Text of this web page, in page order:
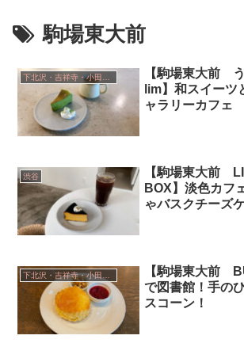
駒場東大前
【駒場東大前
lim】和スイーツ
ャラリーカフェ
渋谷
【駒場東大前
BOX】淡色カフ
ゃバスクチーズ
【駒場東大前
で図書館！手の
スコーン！